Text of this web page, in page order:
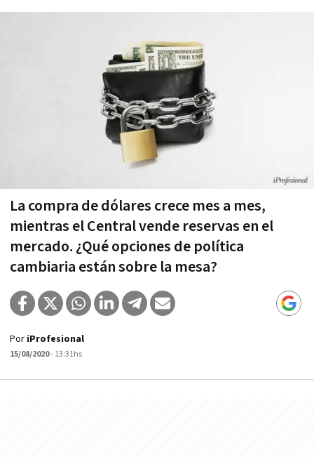
La compra de dólares crece mes a mes,
mientras el Central vende reservas en el
mercado. ¿Qué opciones de política
cambiaria están sobre la mesa?
Por iProfesional
15/08/2020- 13:31hs